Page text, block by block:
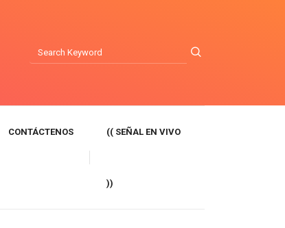
CONTÁCTENOS (( SEÑAL EN VIVO
))